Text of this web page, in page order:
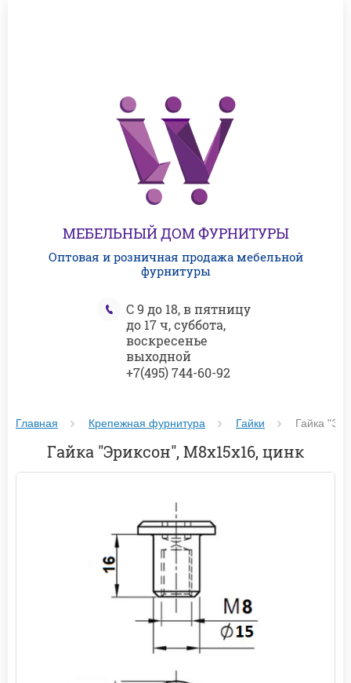
МЕБЕЛЬНЫЙ ДОМ ФУРНИТУРЫ
Оптовая и розничная продажа мебельной
фурнитуры
С 9 до 18, в пятницу
до 17 ч, суббота,
воскресенье
выходной
+7(495) 744-60-92
Главная Крепежная фурнитура Гайки Гайка
Гайка "Эриксон", М8х15х16, цинк